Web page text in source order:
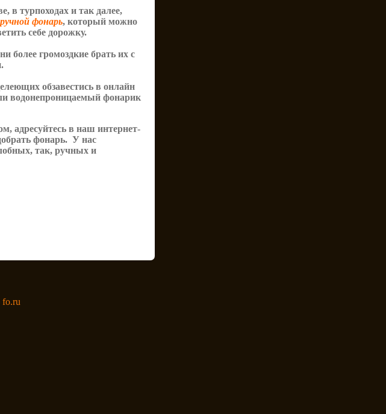
в турпоходах и так далее,
ручной фонарь, который можно
себе дорожку.
более громоздкие брать их с
обзавестись в онлайн
водонепроницаемый фонарик
адресуйтесь в наш интернет-
фонарь. У нас
так, ручных и
fo.ru